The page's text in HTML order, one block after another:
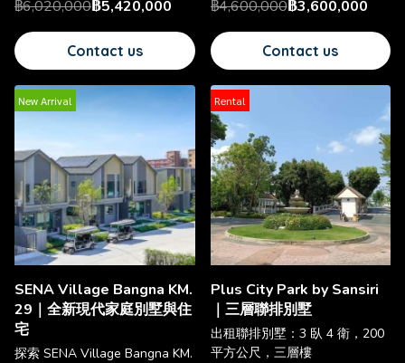
฿6,020,000฿5,420,000
Contact us
฿4,600,000฿3,600,000
Contact us
New Arrival
SENA Village Bangna KM.
29｜全新現代家庭別墅與住
宅
探索 SENA Village Bangna KM.
Rental
Plus City Park by Sansiri
｜三層聯排別墅
出租聯排別墅：3 臥 4 衛，200
平方公尺，三層樓